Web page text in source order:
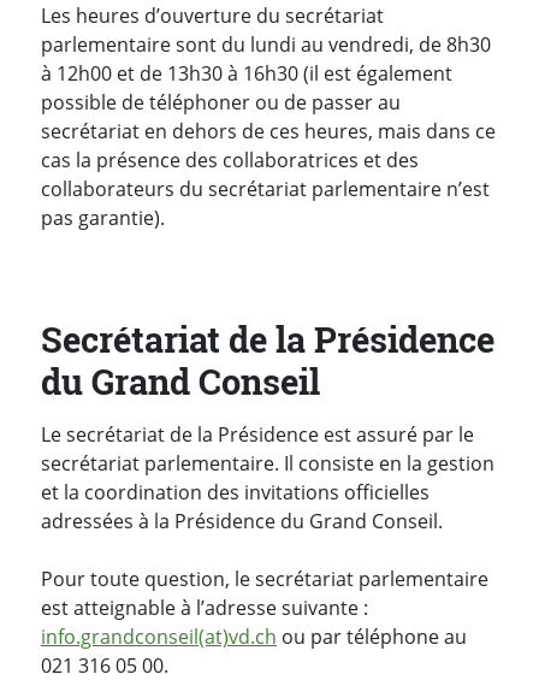
Les heures d’ouverture du secrétariat
parlementaire sont du lundi au vendredi, de 8h30
à 12h00 et de 13h30 à 16h30 (il est également
possible de téléphoner ou de passer au
secrétariat en dehors de ces heures, mais dans ce
cas la présence des collaboratrices et des
collaborateurs du secrétariat parlementaire n’est
pas garantie).
Secrétariat de la Présidence
du Grand Conseil
Le secrétariat de la Présidence est assuré par le
secrétariat parlementaire. Il consiste en la gestion
et la coordination des invitations officielles
adressées à la Présidence du Grand Conseil.
Pour toute question, le secrétariat parlementaire
est atteignable à l’adresse suivante :
info.grandconseil(at)vd.ch ou par téléphone au
021 316 05 00.